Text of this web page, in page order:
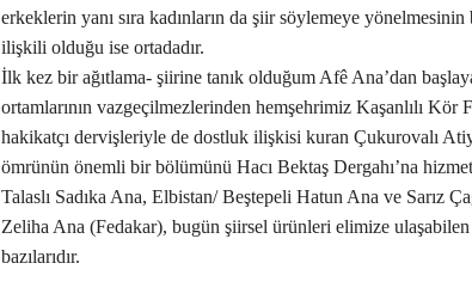
erkeklerin yanı sıra kadınların da şiir söylemeye
ilişkili olduğu ise ortadadır.
İlk kez bir ağıtlama- şiirine tanık olduğum Afê Ana’dan
ortamlarının vazgeçilmezlerinden hemşehrimiz Kaşanlılı Kör
hakikatçı dervişleriyle de dostluk ilişkisi kuran Çukurovalı
ömrünün önemli bir bölümünü Hacı Bektaş Dergahı’na
Talaslı Sadıka Ana, Elbistan/ Beştepeli Hatun Ana ve Sarız
Zeliha Ana (Fedakar), bugün şiirsel ürünleri elimize ulaşabilen
bazılarıdır.